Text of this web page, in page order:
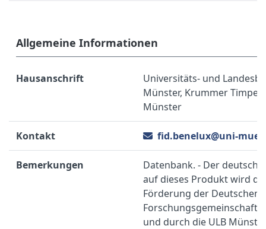
Allgemeine Informationen
Hausanschrift
Universitäts- und
Münster, Krummer Timpen
Münster
Kontakt fid.benelux@uni-
Bemerkungen
Datenbank. - Der
auf dieses Produkt wird
Förderung der Deutschen
Forschungsgemeinschaft
und durch die ULB